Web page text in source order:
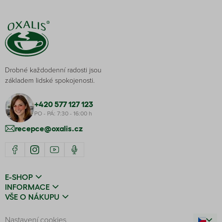
Drobné každodenní radosti jsou
základem lidské spokojenosti.
+420 577 127 123
PO - PÁ: 7:30 - 16:00 h
recepce@oxalis.cz
E-SHOP
INFORMACE
VŠE O NÁKUPU
Nastavení cookies